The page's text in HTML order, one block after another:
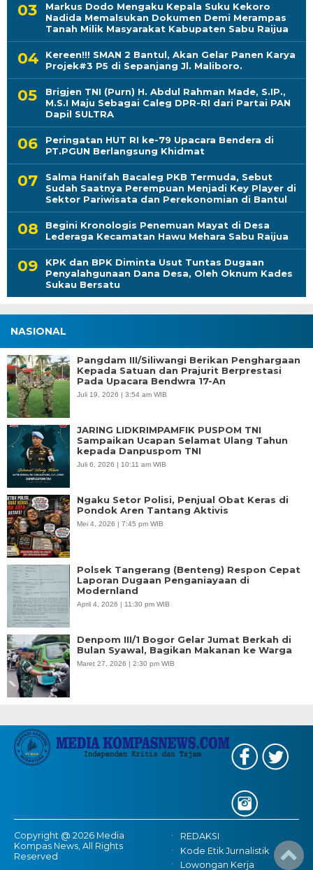
Markus Dodo Mengaku Kepala Suku Kekoro
Nadida Memalsukan Dokumen Demi Merampas
Tanah Milik Masyarakat Kabupaten Sabu Raijua
Kereen!!! SMAN 2 Bantul, Akan Gelar Panen Karya
Projek#3 P5 di Sepanjang Jl. Maliboro.
Brigjen TNI (Purn) H. Abdul Rahman Made, S.IP.,
M.S.I Maju Sebagai Caleg DPR-RI dari Partai PAN
Dapil SULTRA
Peringatan HUT RI ke-79 Upacara Bendera di
PT.PGUN Berlangsung Khidmat
Salma Hanifah Bacaleg PKB Termuda, Sebut
Sudah Saatnya Perempuan Menjadi Key Player di
Sektor Pariwisata dan Perekonomian di Bantul
Begini Kronologis Penemuan Mayat di Desa
Lederaga Kecamatan Hawu Mehara Sabu Raijua
KPK dan BPK Diminta Usut Tuntas Dugaan
Penyalahgunaan Dana Desa, Oleh Oknum Kades
Sukau Bersatu
NASIONAL
Pangdam III/Siliwangi Berikan Penghargaan
Kepada Satuan dan Prajurit Berprestasi
Pada Upacara Bendwra 17-An
Juli 19, 2026 | 3:54 am WIB
JARING LIDKRIMPAMFIK PUSPOM TNI
Sampaikan Ucapan Selamat Ulang Tahun
kepada Danpuspom TNI
Juli 6, 2026 | 10:11 am WIB
Ngaku Setor Polisi, Penjual Obat Keras di
Pondok Aren Tantang Aktivis
Mei 4, 2026 | 7:45 pm WIB
Polsek Tangerang (Benteng) Respon Cepat
Laporan Dugaan Penganiayaan di
Modernland
April 4, 2026 | 11:30 pm WIB
Denpom III/1 Bogor Gelar Jumat Berkah di
Bulan Syawal, Bagikan Makanan ke Warga
Maret 27, 2026 | 2:30 pm WIB
Copyright @ 2026 Media
Kompas News, All Rights
Reserved
REDAKSI
Kode Etik Jurnalistik
Lowongan Kerja